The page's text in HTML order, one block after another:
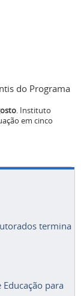
do Programa
. Instituto
em cinco
termina
para